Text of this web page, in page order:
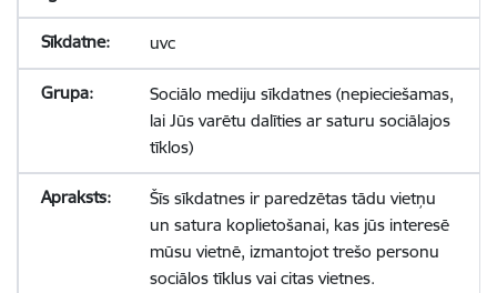
uvc
Sociālo mediju sīkdatnes (nepieciešamas,
lai Jūs varētu dalīties ar saturu sociālajos
tīklos)
Šīs sīkdatnes ir paredzētas tādu vietņu
un satura koplietošanai, kas jūs interesē
mūsu vietnē, izmantojot trešo personu
sociālos tīklus vai citas vietnes.